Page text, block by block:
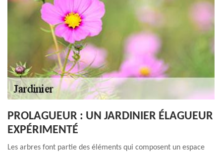
PROLAGUEUR : UN JARDINIER ÉLAGUEUR
EXPÉRIMENTÉ
Les arbres font partie des éléments qui composent un espace